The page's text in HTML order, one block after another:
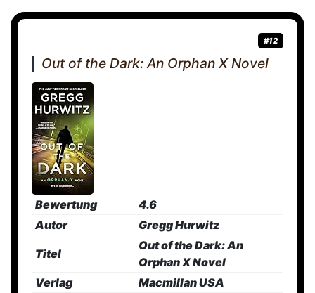
#12
Out of the Dark: An Orphan X Novel
Bewertung
4.6
Autor
Gregg Hurwitz
Titel
Out of the Dark: An
Orphan X Novel
Verlag
Macmillan USA